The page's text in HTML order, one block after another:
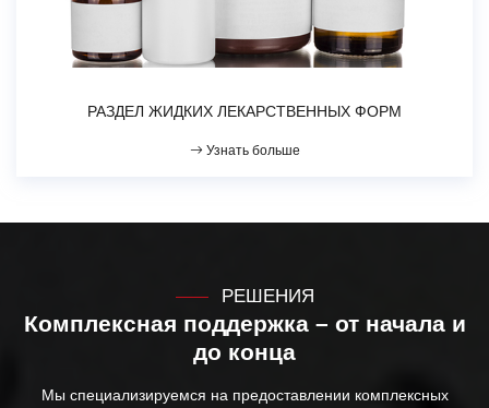
РАЗДЕЛ ЖИДКИХ ЛЕКАРСТВЕННЫХ ФОРМ
Узнать больше
РЕШЕНИЯ
Комплексная поддержка – от начала и
до конца
Мы специализируемся на предоставлении комплексных